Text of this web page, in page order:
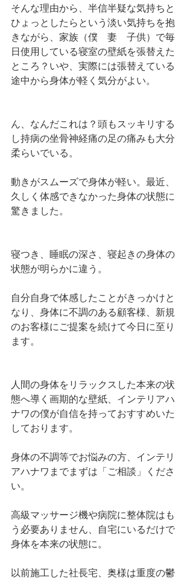
そんな理由から、半信半疑な気持ちと
ひょっとしたらという淡い気持ちを抱
きながら、家族（僕　妻　子供）で毎
日使用している寝室の壁紙を張替えた
ところ？いや、実際には張替えている
途中から身体が軽く気分がよい。
ん、なんだこれは？頭もスッキリする
し持病の坐骨神経痛の足の痛みも大分
柔らいでいる。
動きがスムーズで身体が軽い。最近、
久しく体感できなかった身体の状態に
驚きました。
寝つき、睡眠の深さ、寝起きの身体の
状態が明らかに違う。
自分自身で体感したことがきっかけと
なり、身体に不調のある顧客様、新規
のお客様にご提案を続けて今日に至り
ます。
人間の身体をリラックスした本来の状
態へ導く画期的な壁紙、インテリアハ
ナワの僕が自信を持っておすすめいた
しております。
身体の不調等でお悩みの方、インテリ
アハナワまでまずは「ご相談」くださ
い。
高級マッサージ機や病院に整体院はも
う必要ありません、自宅にいるだけで
身体を本来の状態に。
以前施工した社長宅、奥様は重度の鬱